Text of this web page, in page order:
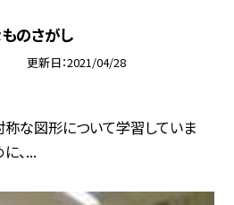
のさがし
更新日 2021/04/28
称な図形について学習していま
、...